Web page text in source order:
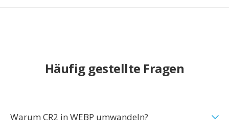
Häufig gestellte Fragen
Warum CR2 in WEBP umwandeln?